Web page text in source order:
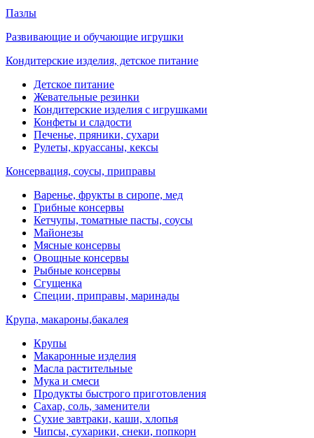
Пазлы
Развивающие и обучающие игрушки
Кондитерские изделия, детское питание
Детское питание
Жевательные резинки
Кондитерские изделия с игрушками
Конфеты и сладости
Печенье, пряники, сухари
Рулеты, круассаны, кексы
Консервация, соусы, приправы
Варенье, фрукты в сиропе, мед
Грибные консервы
Кетчупы, томатные пасты, соусы
Майонезы
Мясные консервы
Овощные консервы
Рыбные консервы
Сгущенка
Специи, приправы, маринады
Крупа, макароны,бакалея
Крупы
Макаронные изделия
Масла растительные
Мука и смеси
Продукты быстрого приготовления
Сахар, соль, заменители
Сухие завтраки, каши, хлопья
Чипсы, сухарики, снеки, попкорн